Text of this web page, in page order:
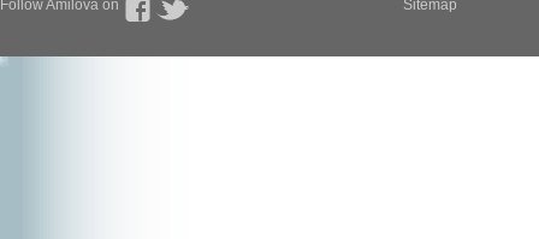
Follow Amilova on Sitemap